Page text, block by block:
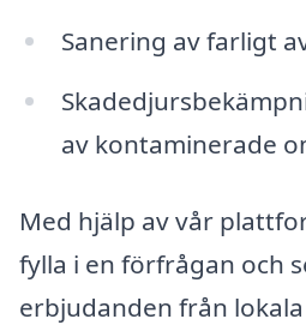
Sanering av farligt
av kontaminerade
Med hjälp av vår
fylla i en förfrågan och
erbjudanden från lokala